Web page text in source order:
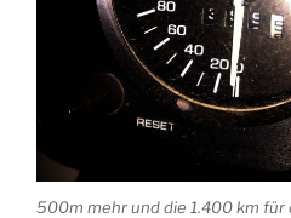
500m mehr und die 1.400 km für